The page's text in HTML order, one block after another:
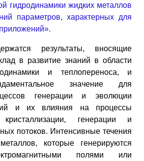
гидродинамики жидких металлов
параметров, характерных для
результаты, вносящие
в развитие знаний в области
и теплопереноса, и
значение для
генерации и эволюции
и их влияния на процессы
кристаллизации, генерации и
потоков. Интенсивные течения
которые генерируются
полями или